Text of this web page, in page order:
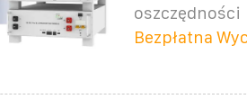
oszczędności
Bezpłatna